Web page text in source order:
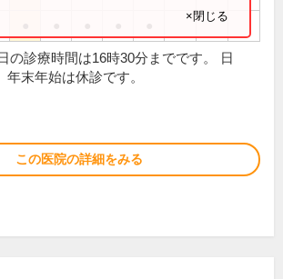
×閉じる
の診療時間は16時30分までです。 日
年末年始は休診です。
この医院の詳細をみる